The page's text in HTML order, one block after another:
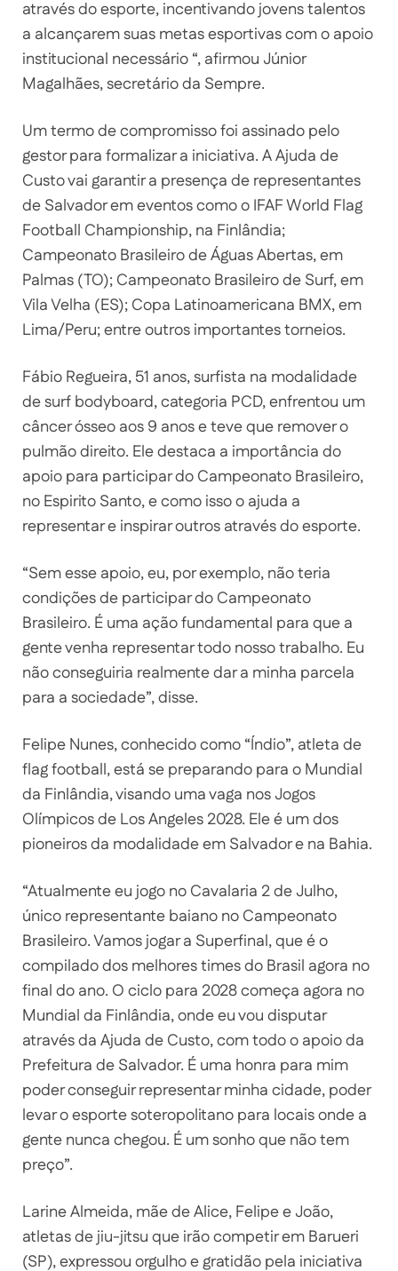
através do esporte, incentivando jovens talentos
a alcançarem suas metas esportivas com o apoio
institucional necessário “, afirmou Júnior
Magalhães, secretário da Sempre.
Um termo de compromisso foi assinado pelo
gestor para formalizar a iniciativa. A Ajuda de
Custo vai garantir a presença de representantes
de Salvador em eventos como o IFAF World Flag
Football Championship, na Finlândia;
Campeonato Brasileiro de Águas Abertas, em
Palmas (TO); Campeonato Brasileiro de Surf, em
Vila Velha (ES); Copa Latinoamericana BMX, em
Lima/Peru; entre outros importantes torneios.
Fábio Regueira, 51 anos, surfista na modalidade
de surf bodyboard, categoria PCD, enfrentou um
câncer ósseo aos 9 anos e teve que remover o
pulmão direito. Ele destaca a importância do
apoio para participar do Campeonato Brasileiro,
no Espirito Santo, e como isso o ajuda a
representar e inspirar outros através do esporte.
“Sem esse apoio, eu, por exemplo, não teria
condições de participar do Campeonato
Brasileiro. É uma ação fundamental para que a
gente venha representar todo nosso trabalho. Eu
não conseguiria realmente dar a minha parcela
para a sociedade”, disse.
Felipe Nunes, conhecido como “Índio”, atleta de
flag football, está se preparando para o Mundial
da Finlândia, visando uma vaga nos Jogos
Olímpicos de Los Angeles 2028. Ele é um dos
pioneiros da modalidade em Salvador e na Bahia.
“Atualmente eu jogo no Cavalaria 2 de Julho,
único representante baiano no Campeonato
Brasileiro. Vamos jogar a Superfinal, que é o
compilado dos melhores times do Brasil agora no
final do ano. O ciclo para 2028 começa agora no
Mundial da Finlândia, onde eu vou disputar
através da Ajuda de Custo, com todo o apoio da
Prefeitura de Salvador. É uma honra para mim
poder conseguir representar minha cidade, poder
levar o esporte soteropolitano para locais onde a
gente nunca chegou. É um sonho que não tem
preço”.
Larine Almeida, mãe de Alice, Felipe e João,
atletas de jiu-jitsu que irão competir em Barueri
(SP), expressou orgulho e gratidão pela iniciativa